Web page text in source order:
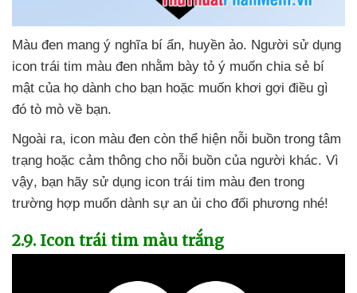
Màu đen mang ý nghĩa bí ẩn, huyền ảo. Người sử dụng
icon trái tim màu đen nhằm bày tỏ ý muốn chia sẻ bí
mật của họ dành cho bạn hoặc muốn khơi gợi điều gì
đó tò mò về bạn.
Ngoài ra, icon màu đen còn thể hiện nỗi buồn trong tâm
trạng hoặc cảm thông cho nỗi buồn của người khác. Vì
vậy, bạn hãy sử dụng icon trái tim màu đen trong
trường hợp muốn dành sự an ủi cho đối phương nhé!
2.9. Icon trái tim màu trắng